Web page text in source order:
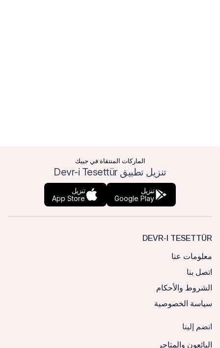
الماركات المنتقاة في جيبك
تنزيل تطبيق Devr-i Tesettür
تنزيل
Google Play
تنزيل
App Store
DEVR-I TESETTÜR
معلومات عنا
اتصل بنا
الشروط والأحكام
سياسة الخصوصية
انضم إلينا
البائعون والمتاجر